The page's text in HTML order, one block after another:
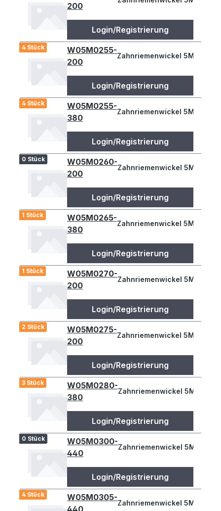
200
Login/Registrierung
4 Stück
W05M0255-
200
Zahnriemenwickel 5M 255
Login/Registrierung
4 Stück
W05M0255-
380
Zahnriemenwickel 5M 255
Login/Registrierung
0 Stück
W05M0260-
200
Zahnriemenwickel 5M 260
Login/Registrierung
1 Stück
W05M0265-
380
Zahnriemenwickel 5M 265
Login/Registrierung
1 Stück
W05M0270-
200
Zahnriemenwickel 5M 270
Login/Registrierung
2 Stück
W05M0275-
200
Zahnriemenwickel 5M 275
Login/Registrierung
3 Stück
W05M0280-
380
Zahnriemenwickel 5M 280
Login/Registrierung
0 Stück
W05M0300-
440
Zahnriemenwickel 5M 300
Login/Registrierung
4 Stück
W05M0305-
Zahnriemenwickel 5M 305